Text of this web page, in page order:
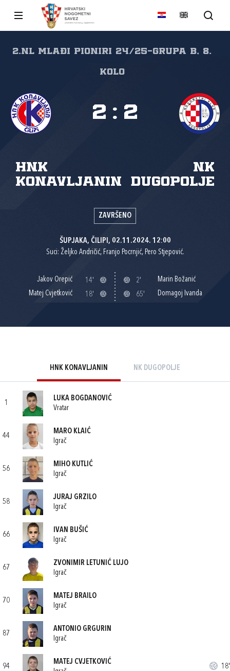
2.nl Mlađi pioniri 24/25-grupa B, 8.
kolo
HNK
Konavljanin
NK
Dugopolje
2 : 2
ZAVRŠENO
ŠUPJAKA, ČILIPI, 02.11.2024. 12:00
Suci: Željko Andričić, Franjo Pocrnjić, Pero Stjepović.
Jakov Orepić
14'
Matej Cvjetković
18'
2'
Marin Božanić
65'
Domagoj Ivanda
HNK KONAVLJANIN NK DUGOPOLJE
1
LUKA BOGDANOVIĆ
Vratar
44
MARO KLAIĆ
Igrač
56
MIHO KUTLIĆ
Igrač
58
JURAJ GRZILO
Igrač
66
IVAN BUŠIĆ
Igrač
67
ZVONIMIR LETUNIĆ LUJO
Igrač
70
MATEJ BRAILO
Igrač
87
ANTONIO GRGURIN
Igrač
94
MATEJ CVJETKOVIĆ
18'